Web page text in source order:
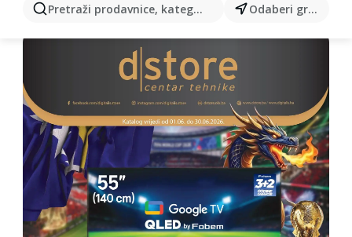
Pretraži prodavnice, kategorije, proizvode... Odaberi grad